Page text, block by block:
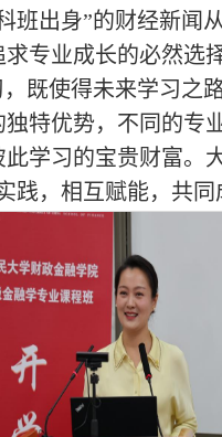
班出身”的财经新闻
专业成长的必然选
既使得未来学习之
独特优势，不同的专
学习的宝贵财富。
践，相互赋能，共同